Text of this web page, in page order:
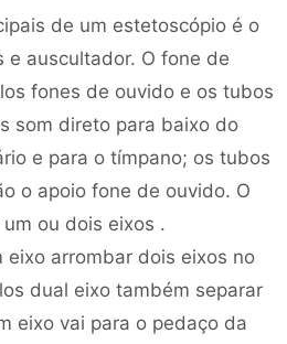
de um estetoscópio é o
auscultador. O fone de
fones de ouvido e os tubos
som direto para baixo do
e para o tímpano; os tubos
o apoio fone de ouvido. O
ou dois eixos .
eixo arrombar dois eixos no
dual eixo também separar
eixo vai para o pedaço da